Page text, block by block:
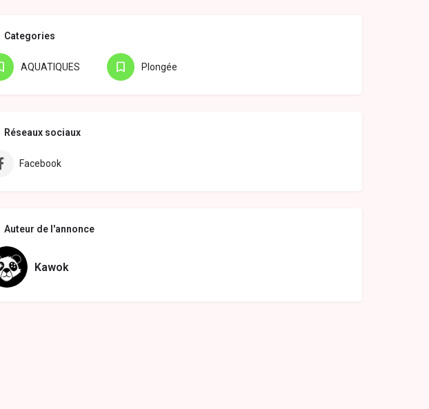
Categories
AQUATIQUES Plongée
Réseaux sociaux
Facebook
Auteur de l'annonce
Kawok